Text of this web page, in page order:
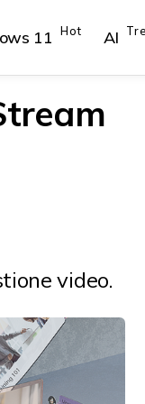
11 Hot AI
video.